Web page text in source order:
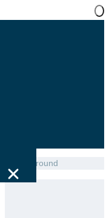
AL 100 round